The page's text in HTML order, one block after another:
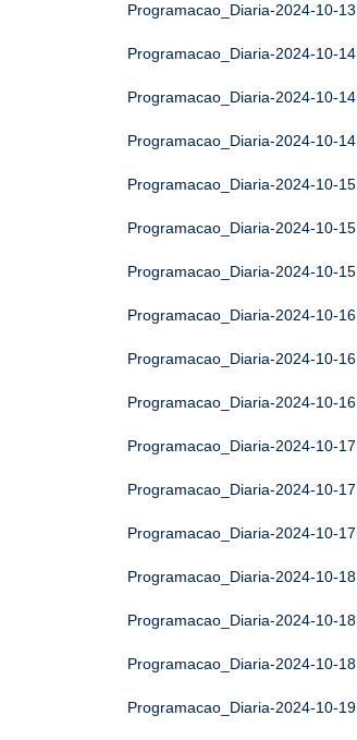
Programacao_Diaria-2024-10-13
Programacao_Diaria-2024-10-14
Programacao_Diaria-2024-10-14
Programacao_Diaria-2024-10-14
Programacao_Diaria-2024-10-15
Programacao_Diaria-2024-10-15
Programacao_Diaria-2024-10-15
Programacao_Diaria-2024-10-16
Programacao_Diaria-2024-10-16
Programacao_Diaria-2024-10-16
Programacao_Diaria-2024-10-17
Programacao_Diaria-2024-10-17
Programacao_Diaria-2024-10-17
Programacao_Diaria-2024-10-18
Programacao_Diaria-2024-10-18
Programacao_Diaria-2024-10-18
Programacao_Diaria-2024-10-19